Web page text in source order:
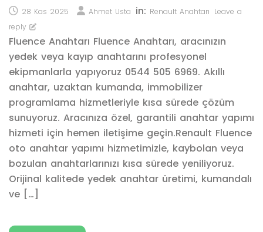
28 Kas 2025 Ahmet Usta in: Renault Anahtarı Leave a
reply
Fluence Anahtarı Fluence Anahtarı, aracınızın
yedek veya kayıp anahtarını profesyonel
ekipmanlarla yapıyoruz 0544 505 6969. Akıllı
anahtar, uzaktan kumanda, immobilizer
programlama hizmetleriyle kısa sürede çözüm
sunuyoruz. Aracınıza özel, garantili anahtar yapımı
hizmeti için hemen iletişime geçin.Renault Fluence
oto anahtar yapımı hizmetimizle, kaybolan veya
bozulan anahtarlarınızı kısa sürede yeniliyoruz.
Orijinal kalitede yedek anahtar üretimi, kumandalı
ve […]